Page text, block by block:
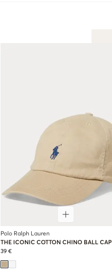
Polo Ralph Lauren
THE ICONIC COTTON CHINO BALL CAP
39 €